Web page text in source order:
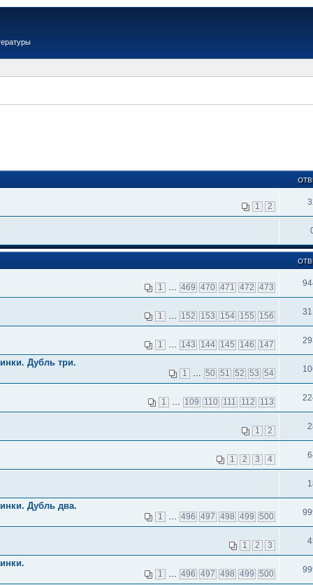
1 2
1 469 470 471 472 473
1 152 153 154 155 156
1 143 144 145 146 147
Дубль три.
1 50 51 52 53 54
1 109 110 111 112 113
1 2
1 2 3 4
Дубль два.
1 496 497 498 499 500
1 2 3
1 496 497 498 499 500